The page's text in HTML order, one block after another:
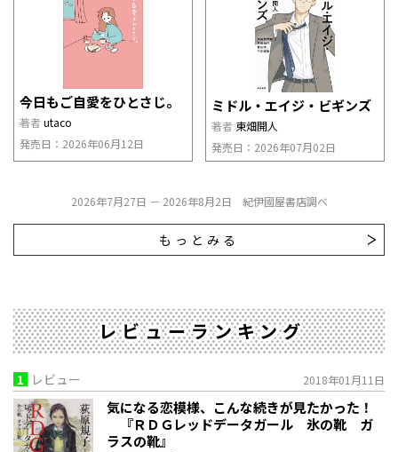
今日もご自愛をひとさじ。
著者 utaco
発売日：2026年06月12日
ミドル・エイジ・ビギンズ
著者 東畑開人
発売日：2026年07月02日
2026年7月27日 － 2026年8月2日 紀伊國屋書店調べ
もっとみる
レビューランキング
1 レビュー 2018年01月11日
気になる恋模様、こんな続きが見たかった！
『ＲＤＧレッドデータガール 氷の靴 ガ
ラスの靴』